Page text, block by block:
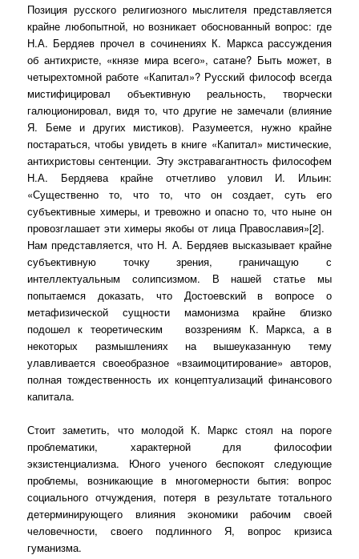
Позиция русского религиозного мыслителя представляется
крайне любопытной, но возникает обоснованный вопрос: где
Н.А. Бердяев прочел в сочинениях К. Маркса рассуждения
об антихристе, «князе мира всего», сатане? Быть может, в
четырехтомной работе «Капитал»? Русский философ всегда
мистифицировал объективную реальность, творчески
галюционировал, видя то, что другие не замечали (влияние
Я. Беме и других мистиков). Разумеется, нужно крайне
постараться, чтобы увидеть в книге «Капитал» мистические,
антихристовы сентенции. Эту экстравагантность философем
Н.А. Бердяева крайне отчетливо уловил И. Ильин:
«Существенно то, что то, что он создает, суть его
субъективные химеры, и тревожно и опасно то, что ныне он
провозглашает эти химеры якобы от лица Православия»[2].
Нам представляется, что Н. А. Бердяев высказывает крайне
субъективную точку зрения, граничащую с
интеллектуальным солипсизмом. В нашей статье мы
попытаемся доказать, что Достоевский в вопросе о
метафизической сущности мамонизма крайне близко
подошел к теоретическим
воззрениям К. Маркса, а в
некоторых размышлениях на вышеуказанную тему
улавливается своеобразное «взаимоцитирование» авторов,
полная тождественность их концептуализаций финансового
капитала.
Стоит заметить, что молодой К. Маркс стоял на пороге
проблематики, характерной для философии
экзистенциализма. Юного ученого беспокоят следующие
проблемы, возникающие в многомерности бытия: вопрос
социального отчуждения, потеря в результате тотального
детерминирующего влияния экономики рабочим своей
человечности, своего подлинного Я, вопрос кризиса
гуманизма.